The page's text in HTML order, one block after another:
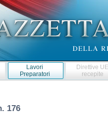
Lavori
Preparatori
Direttive
recepite
176